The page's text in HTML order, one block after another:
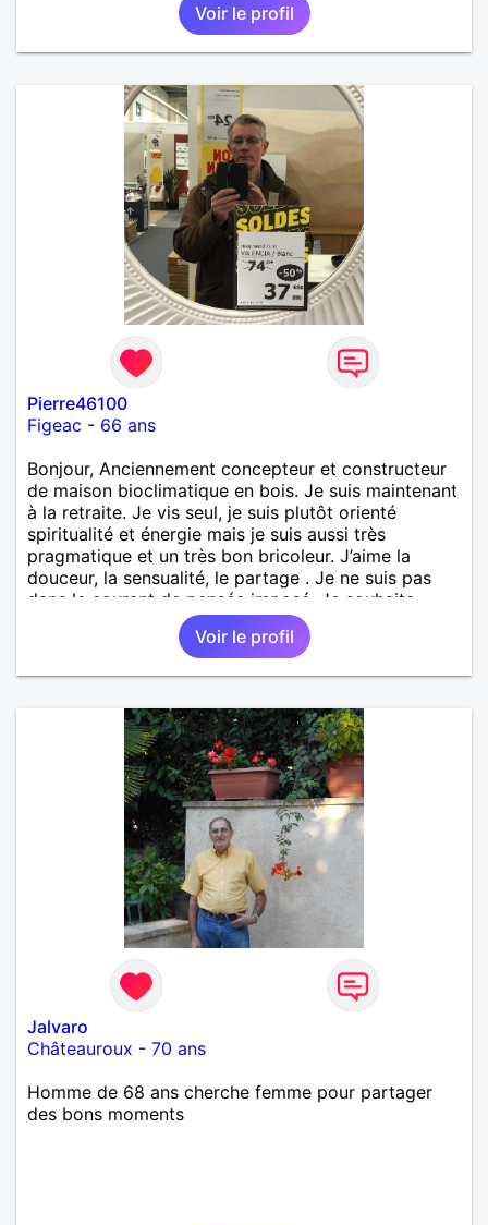
Voir le profil
Pierre46100
Figeac - 66 ans
Bonjour, Anciennement concepteur et constructeur
de maison bioclimatique en bois. Je suis maintenant
à la retraite. Je vis seul, je suis plutôt orienté
spiritualité et énergie mais je suis aussi très
pragmatique et un très bon bricoleur. J’aime la
douceur, la sensualité, le partage . Je ne suis pas
dans le courant de pensée imposé. Je souhaite
rencontrer une personne pour partager,
expérimenté, découvrir ensemble et se soutenir
mutuellement pour devenir le meilleur de soi-même
mais je compte m'installer à nouveau à l'ile de la
Réunion avant la fin 2026. Pierre
Voir le profil
Jalvaro
Châteauroux - 70 ans
Homme de 68 ans cherche femme pour partager
des bons moments